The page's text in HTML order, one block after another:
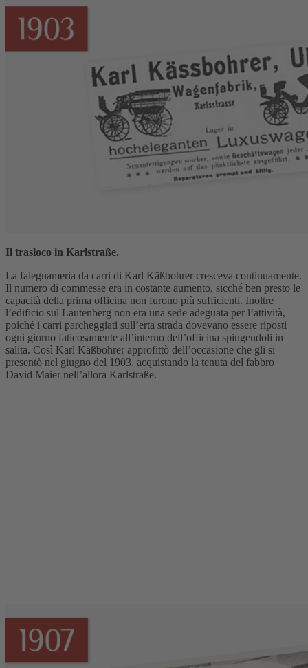
Il trasloco in Karlstraße.
La falegnameria da carri di Karl Käßbohrer cresceva continuamente.
Il numero di commesse era in costante aumento, sicché ben presto le
capacità della prima officina non furono più sufficienti. Inoltre
l’edificio sul Lautenberg non era una sede adeguata per l’attività,
poiché i carri parcheggiati sull’erta strada dovevano essere riposti
ogni giorno faticosamente all’interno dell’officina spingendoli in
salita. Così Karl Käßbohrer approfittò dell’occasione che gli si
presentò nel giugno del 1903, acquistando la tenuta del fabbro
David Maier nell’allora Karlstraße.